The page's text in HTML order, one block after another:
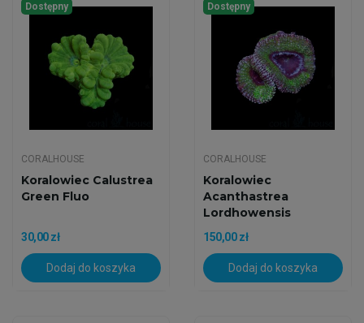
Dostępny
CORALHOUSE
Koralowiec Calustrea
Green Fluo
30,00 zł
Dodaj do koszyka
Dostępny
CORALHOUSE
Koralowiec
Acanthastrea
Lordhowensis
150,00 zł
Dodaj do koszyka